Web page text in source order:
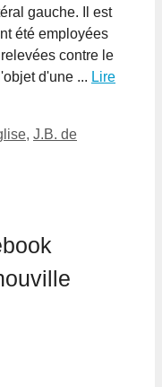
gauche. Il est
été employées
contre le
d'une ... Lire
, J.B. de
Le Passé d'Arnouville